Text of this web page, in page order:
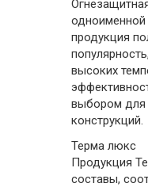
продукция
высоких
выбором для
конструкций.
Терма люкс
Продукция
составы,